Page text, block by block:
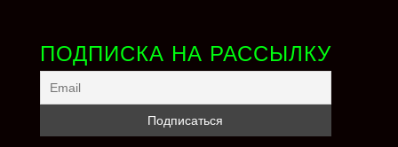
ПОДПИСКА НА РАССЫЛКУ